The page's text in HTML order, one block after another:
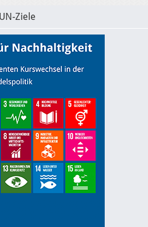
UN-Ziele